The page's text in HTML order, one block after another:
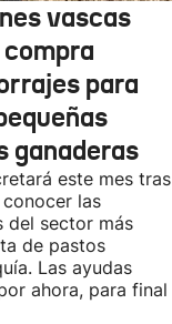
vascas
para
ganaderas
este mes tras
las
del sector más
de pastos
Las ayudas
ahora, para final